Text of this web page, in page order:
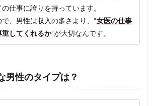
の仕事に誇りを持っています。
で、男性は収入の多さより、“女医の仕事
重してくれるか”が大切なんです。
男性のタイプは？